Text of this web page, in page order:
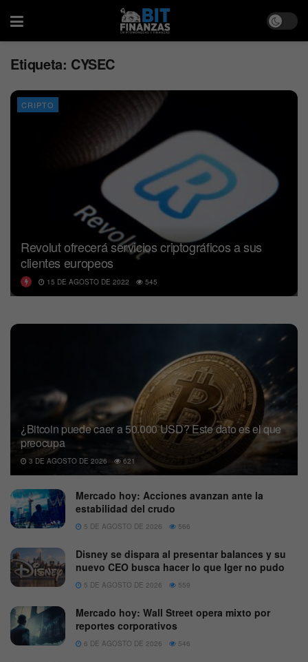
Etiqueta: CYSEC
CRIPTO
Revolut ofrecerá servicios criptográficos a sus
clientes europeos
15 DE AGOSTO DE 2022 545
¿Bitcoin puede caer a 50.000 USD? Este dato es el que
preocupa
3 DE AGOSTO DE 2026 621
Mercado hoy: Acciones avanzan ante la
estabilidad del crudo
5 DE AGOSTO DE 2026 566
Disney se dispara al presentar balances y su
nuevo CEO busca hacer lo que Iger no pudo
5 DE AGOSTO DE 2026 559
Mercado hoy: Wall Street opera mixto por
reportes corporativos
6 DE AGOSTO DE 2026 546